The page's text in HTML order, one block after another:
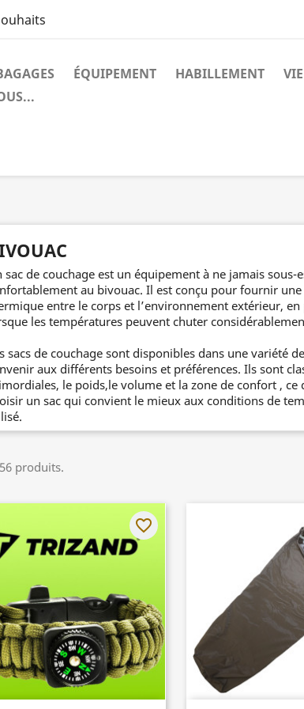
ÉQUIPEMENT HABILLEMENT
sac de couchage est un équipement à ne jamais
au bivouac. Il est conçu pour fournir
entre le corps et l’environnement extérieur,
les températures peuvent chuter
sacs de couchage sont disponibles dans une variété
aux différents besoins et préférences. Ils sont
le poids,le volume et la zone de confort , ce
un sac qui convient le mieux aux conditions de
produits.
favorite_border